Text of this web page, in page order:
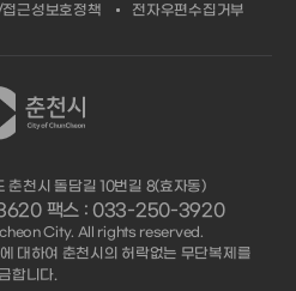
근성보호정책 전자우편수집거부
천시 돌담길 10번길 8(효자동)
팩스 : 033-250-3920
City. All rights reserved.
대하여 춘천시의 허락없는 무단복제를
합니다.